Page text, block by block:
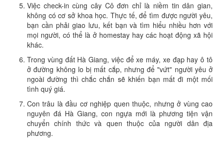
Việc check-in cùng cây Cô đơn chỉ là niềm tin dân gian,
không có cơ sở khoa học. Thực tế, để tìm được người yêu,
bạn cần phải giao lưu, kết bạn và tìm hiểu nhiều hơn với
mọi người, có thể là ở homestay hay các hoạt động xã hội
khác.
Trong vùng đất Hà Giang, việc để xe máy, xe đạp hay ô tô
ở đường không lo bị mất cắp, nhưng để "vứt" người yêu ở
ngoài đường thì chắc chắn sẽ khiến bạn mất đi một mối
tình quý giá.
Con trâu là đầu cơ nghiệp quen thuộc, nhưng ở vùng cao
nguyên đá Hà Giang, con ngựa mới là phương tiện vận
chuyển chính thức và quen thuộc của người dân địa
phương.